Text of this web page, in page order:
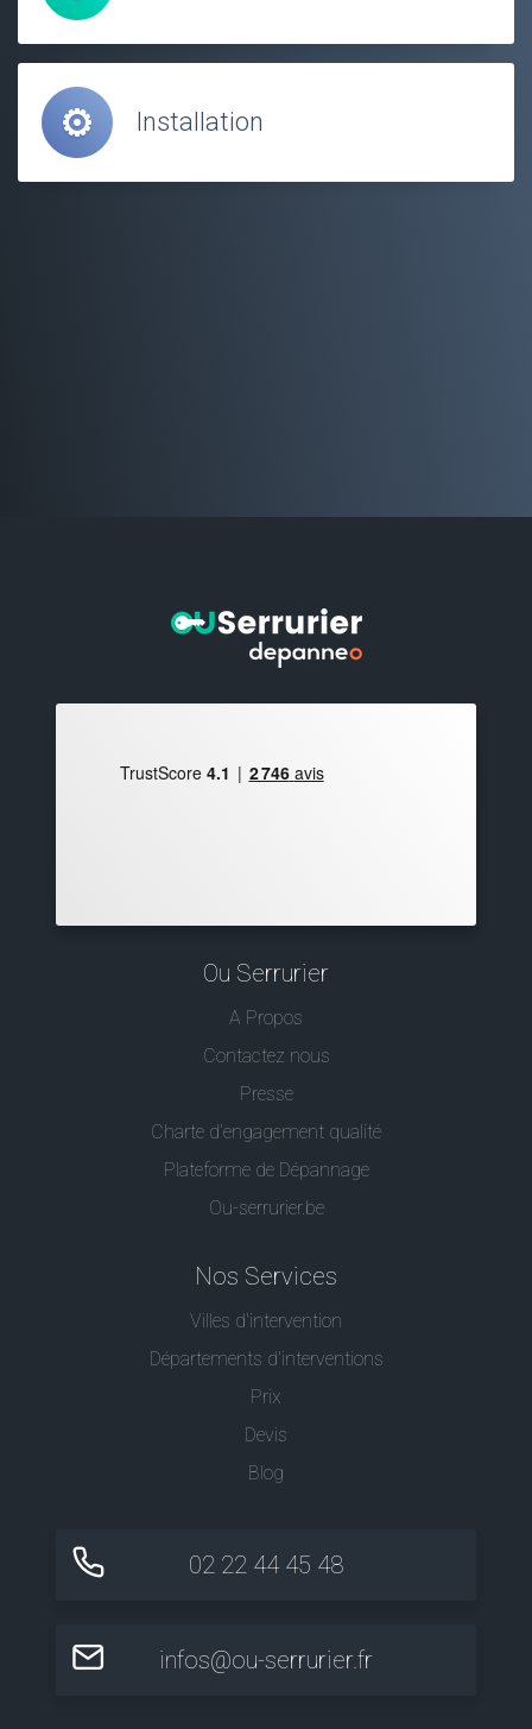
Installation
Ou Serrurier
A Propos
Contactez nous
Presse
Charte d’engagement qualité
Plateforme de Dépannage
Ou-serrurier.be
Nos Services
Villes d'intervention
Départements d'interventions
Prix
Devis
Blog
02 22 44 45 48
infos@ou-serrurier.fr